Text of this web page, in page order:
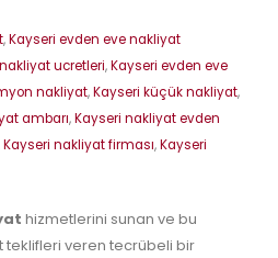
,Kayseri evden eve nakliyat
ucretleri,Kayseri evden eve
nakliyat,Kayseri küçük nakliyat,
ambarı,Kayseri nakliyat evden
Kayseri nakliyat firması,Kayseri
hizmetlerini sunan ve bu
veren tecrübeli bir